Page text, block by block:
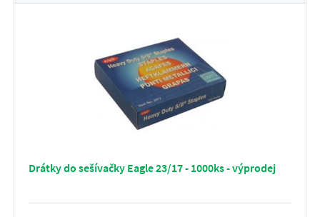
Drátky do sešívačky Eagle 23/17 - 1000ks - výprodej